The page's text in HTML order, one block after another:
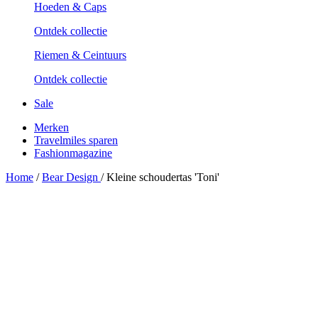
Hoeden & Caps
Ontdek collectie
Riemen & Ceintuurs
Ontdek collectie
Sale
Merken
Travelmiles sparen
Fashionmagazine
Home / Bear Design / Kleine schoudertas 'Toni'